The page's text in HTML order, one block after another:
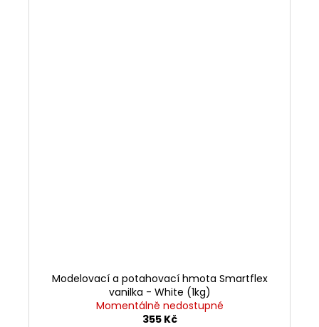
Modelovací a potahovací hmota Smartflex
vanilka - White (1kg)
Momentálně nedostupné
355 Kč